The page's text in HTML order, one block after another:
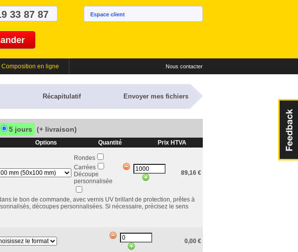
33 87 87 Espace client
Nous contacter
Composition en ligne
Récapitulatif Envoyer mes fichiers
5 jours (+ livraison)
Options Quantité Prix HTVA
Rondes
Carrées
Découpe
personnalisée
89,16 €
le bon de commande, avec vernis UV brillant de protection, prêtes à
découpes personnalisées. Si nécessaire, précisez le sens
0,00 €